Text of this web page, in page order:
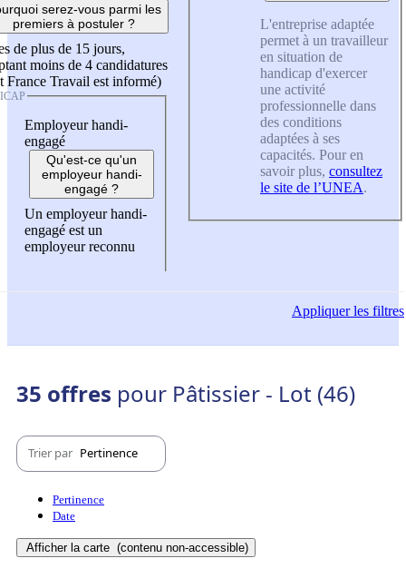
serez-vous parmi les
premiers à postuler ?
de plus de 15 jours,
moins de 4 candidatures
France Travail est informé)
Employeur handi-
engagé
Qu'est-ce qu'un
employeur handi-
engagé ?
Un employeur handi-
engagé est un
employeur reconnu
L'entreprise adaptée
permet à un travailleur
en situation de
handicap d'exercer
une activité
professionnelle dans
des conditions
adaptées à ses
capacités. Pour en
savoir plus, consultez
le site de l’UNEA.
Appliquerles filtres
35 offres pour Pâtissier - Lot (46)
Trier par Pertinence
Pertinence
Date
Afficher la carte (contenu non-accessible)